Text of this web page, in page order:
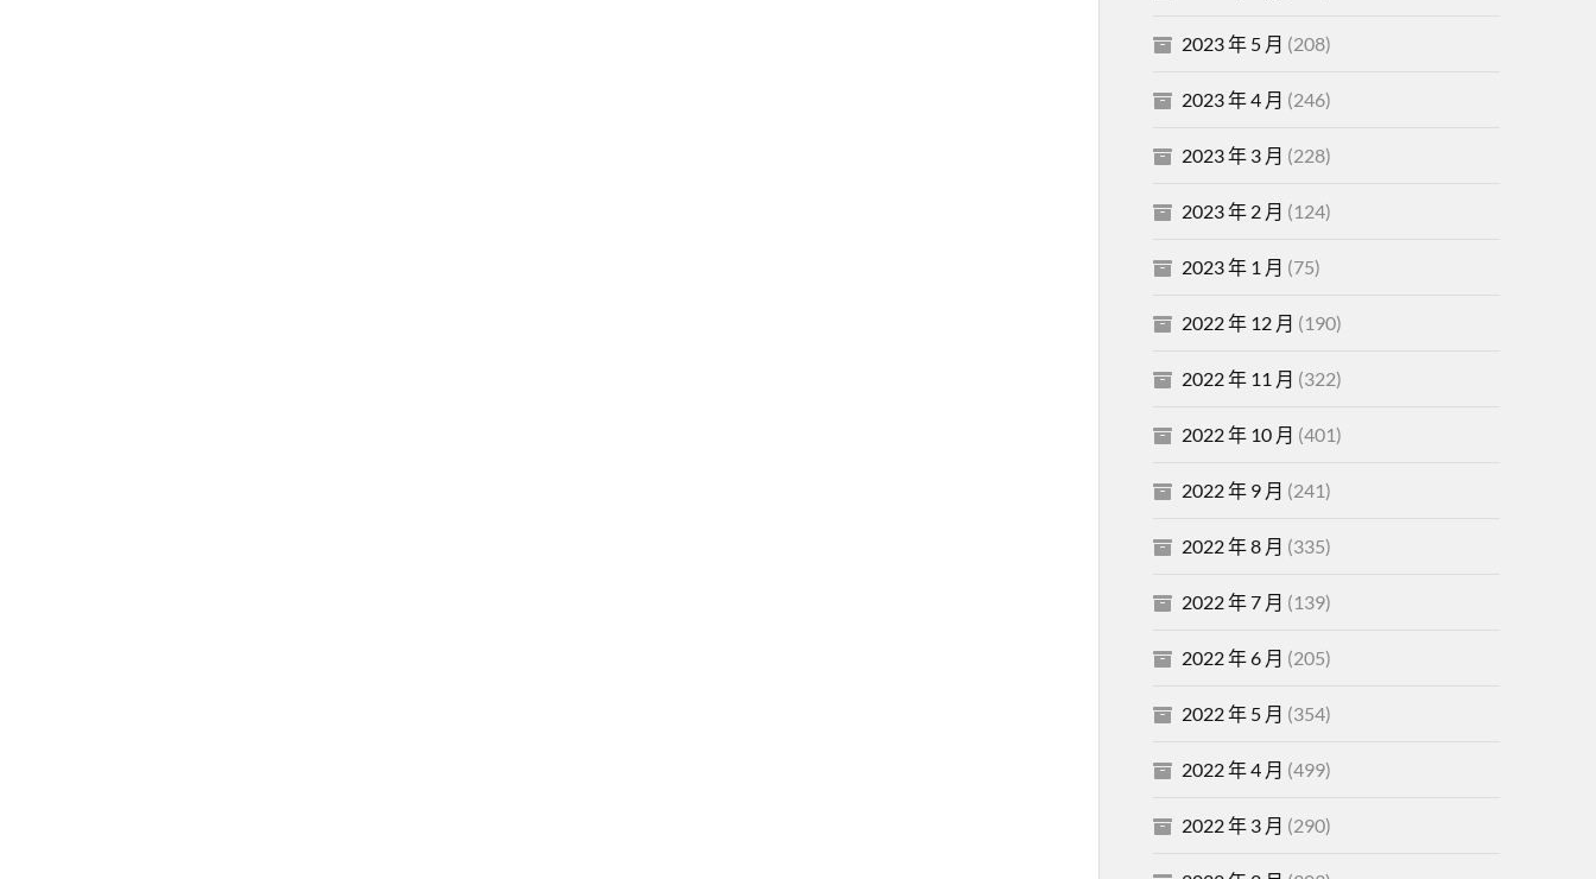
2023 年 5 月 (208)
2023 年 4 月 (246)
2023 年 3 月 (228)
2023 年 2 月 (124)
2023 年 1 月 (75)
2022 年 12 月 (190)
2022 年 11 月 (322)
2022 年 10 月 (401)
2022 年 9 月 (241)
2022 年 8 月 (335)
2022 年 7 月 (139)
2022 年 6 月 (205)
2022 年 5 月 (354)
2022 年 4 月 (499)
2022 年 3 月 (290)